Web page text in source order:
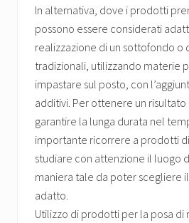
In alternativa, dove i prodotti
possono essere considerati
realizzazione di un sottofondo o
tradizionali, utilizzando materie
impastare sul posto, con
additivi. Per ottenere un
garantire la lunga durata nel
importante ricorrere a prodotti
studiare con attenzione il luogo
maniera tale da poter scegliere
adatto.
Utilizzo di prodotti per la posa di